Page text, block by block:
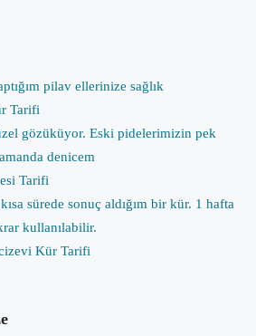
pilav ellerinize sağlık
Tarifi
gözüküyor. Eski pidelerimizin pek
denicem
Tarifi
sürede sonuç aldığım bir kür. 1 hafta
kullanılabilir.
Kür Tarifi